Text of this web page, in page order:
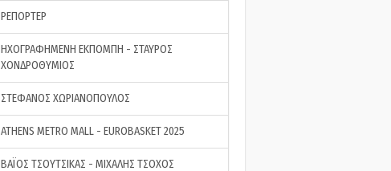
ΡΕΠΟΡΤΕΡ
ΗΧΟΓΡΑΦΗΜΕΝΗ ΕΚΠΟΜΠΗ - ΣΤΑΥΡΟΣ
ΧΟΝΔΡΟΘΥΜΙΟΣ
ΣΤΕΦΑΝΟΣ ΧΩΡΙΑΝΟΠΟΥΛΟΣ
ATHENS METRO MALL - EUROBASKET 2025
ΒΑΪΟΣ ΤΣΟΥΤΣΙΚΑΣ - ΜΙΧΑΛΗΣ ΤΣΟΧΟΣ